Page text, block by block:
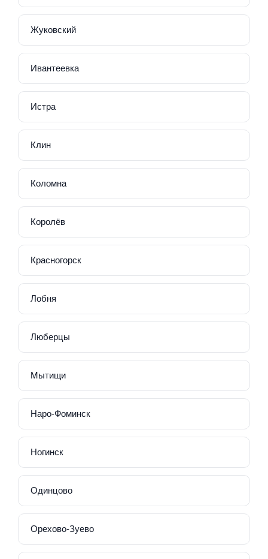
Жуковский
Ивантеевка
Истра
Клин
Коломна
Королёв
Красногорск
Лобня
Люберцы
Мытищи
Наро-Фоминск
Ногинск
Одинцово
Орехово-Зуево